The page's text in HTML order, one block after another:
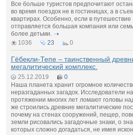
Все больше туристов предпочитают
во время поездок не в гостиницах, а в
квартирах. Особенно, если в путешествие
отправляется большая компания или
более детьми.
1036
23 0
Гёбекли-Тепе – таинственный
мегалитический комплекс.
25.12.2019
0
Наша планета хранит огромное
неразгаданных загадок. Исследователи на
протяжении многих лет ломают головы
же строились древние мегалитические
почему на стенах сооружений, пещер,
земли рисовались загадочные знаки, о
которых сложно догадаться, не имея